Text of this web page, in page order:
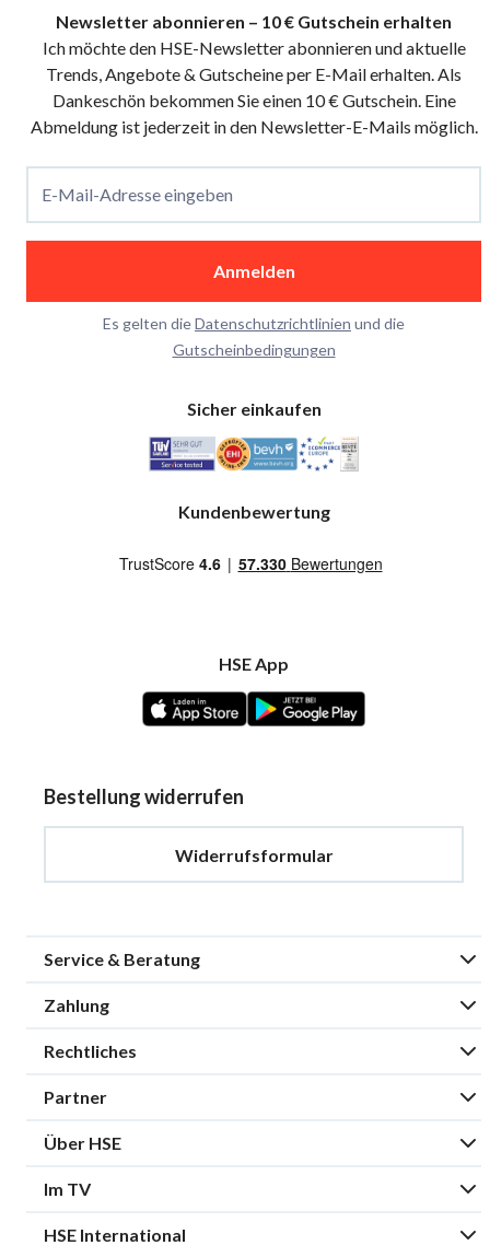
Newsletter abonnieren – 10 € Gutschein erhalten
Ich möchte den HSE-Newsletter abonnieren und aktuelle
Trends, Angebote & Gutscheine per E-Mail erhalten. Als
Dankeschön bekommen Sie einen 10 € Gutschein. Eine
Abmeldung ist jederzeit in den Newsletter-E-Mails möglich.
E-Mail-Adresse eingeben
Anmelden
Es gelten dieDatenschutzrichtlinien und die
Gutscheinbedingungen
Sicher einkaufen
Kundenbewertung
HSE App
Bestellung widerrufen
Widerrufsformular
Service & Beratung
Zahlung
Rechtliches
Partner
Über HSE
Im TV
HSE International